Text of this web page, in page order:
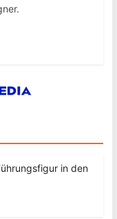
in den